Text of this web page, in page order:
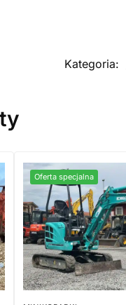
Kategoria:
Oferta specjalna